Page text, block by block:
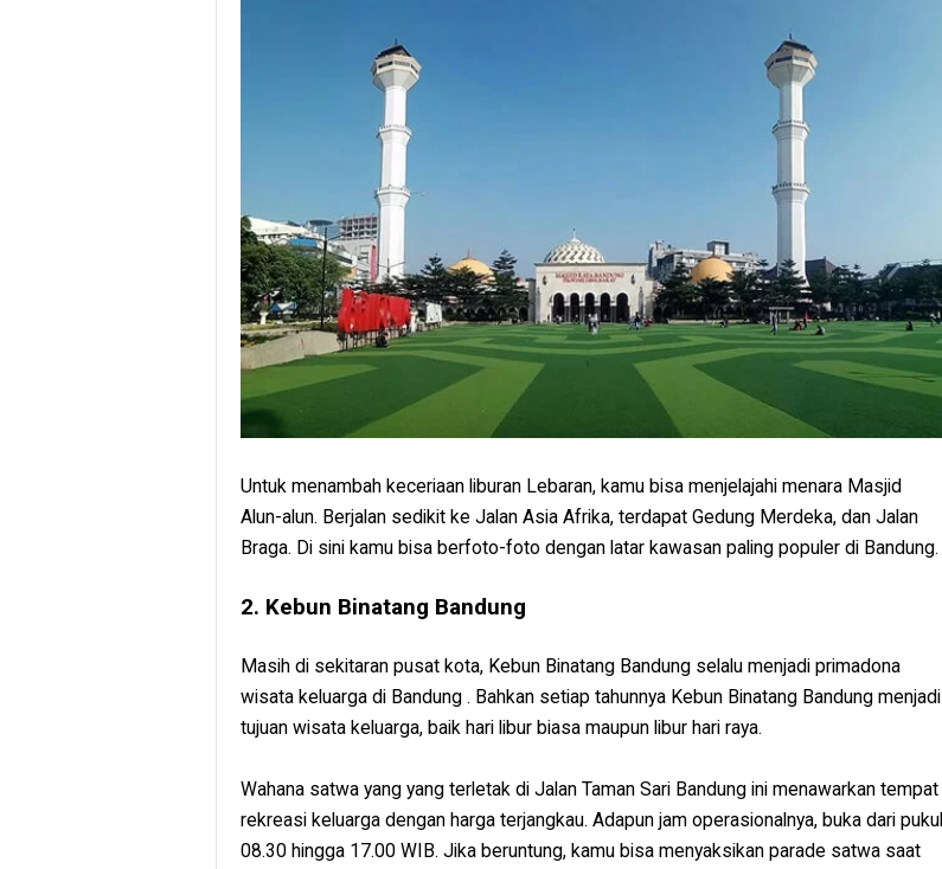
Untuk menambah keceriaan liburan Lebaran, kamu bisa menjelajahi menara Masjid
Alun-alun. Berjalan sedikit ke Jalan Asia Afrika, terdapat Gedung Merdeka, dan Jalan
Braga. Di sini kamu bisa berfoto-foto dengan latar kawasan paling populer di Bandung.
2. Kebun Binatang Bandung
Masih di sekitaran pusat kota, Kebun Binatang Bandung selalu menjadi primadona
wisata keluarga di Bandung . Bahkan setiap tahunnya Kebun Binatang Bandung menjadi
tujuan wisata keluarga, baik hari libur biasa maupun libur hari raya.
Wahana satwa yang yang terletak di Jalan Taman Sari Bandung ini menawarkan tempat
rekreasi keluarga dengan harga terjangkau. Adapun jam operasionalnya, buka dari pukul
08.30 hingga 17.00 WIB. Jika beruntung, kamu bisa menyaksikan parade satwa saat